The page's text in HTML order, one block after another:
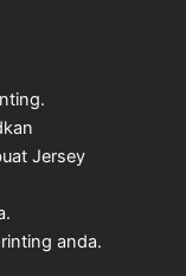
Jersey
anda.